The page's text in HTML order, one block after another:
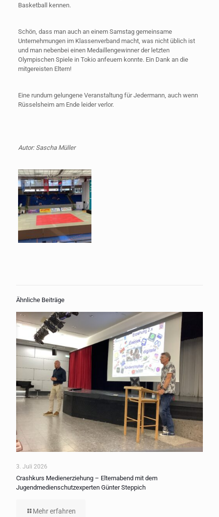
Basketball kennen.
Schön, dass man auch an einem Samstag gemeinsame
Unternehmungen im Klassenverband macht, was nicht üblich ist
und man nebenbei einen Medaillengewinner der letzten
Olympischen Spiele in Tokio anfeuern konnte. Ein Dank an die
mitgereisten Eltern!
Eine rundum gelungene Veranstaltung für Jedermann, auch wenn
Rüsselsheim am Ende leider verlor.
Autor: Sascha Müller
Ähnliche Beiträge
3. Juli 2026
Crashkurs Medienerziehung – Elternabend mit dem
Jugendmedienschutzexperten Günter Steppich
Mehr erfahren